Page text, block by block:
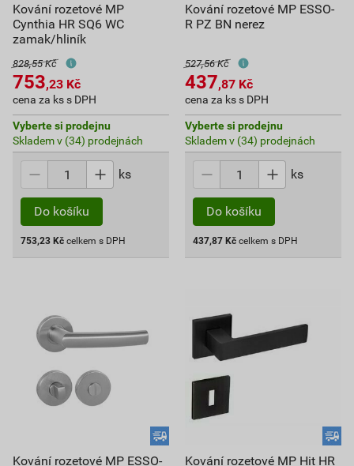
Kování rozetové MP
Cynthia HR SQ6 WC
zamak/hliník
828,55 Kč
753,23 Kč
cena za ks s DPH
Vyberte si prodejnu
Skladem v (34) prodejnách
ks
Do košíku
753,23 Kč celkem s DPH
Kování rozetové MP ESSO-
R PZ BN nerez
527,56 Kč
437,87 Kč
cena za ks s DPH
Vyberte si prodejnu
Skladem v (34) prodejnách
ks
Do košíku
437,87 Kč celkem s DPH
Kování rozetové MP ESSO- Kování rozetové MP Hit HR